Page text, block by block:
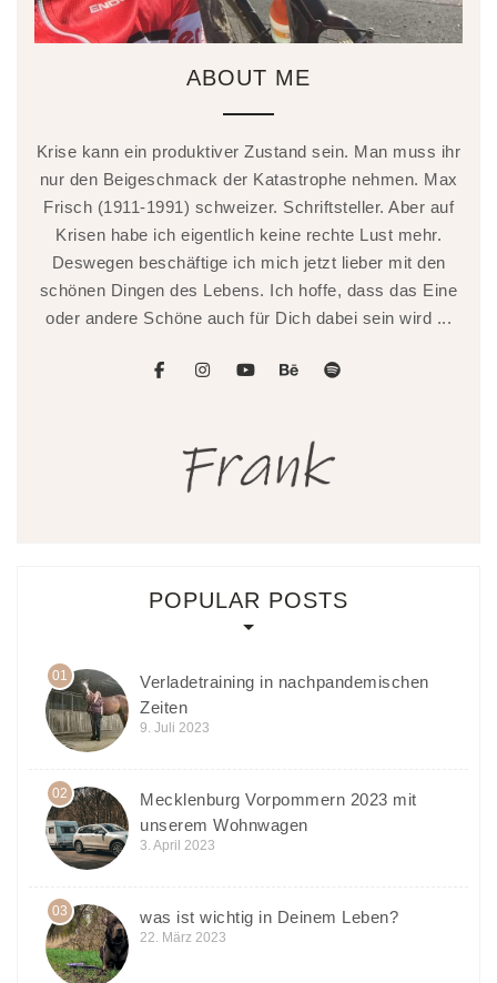
ABOUT ME
Krise kann ein produktiver Zustand sein. Man muss ihr
nur den Beigeschmack der Katastrophe nehmen. Max
Frisch (1911-1991) schweizer. Schriftsteller. Aber auf
Krisen habe ich eigentlich keine rechte Lust mehr.
Deswegen beschäftige ich mich jetzt lieber mit den
schönen Dingen des Lebens. Ich hoffe, dass das Eine
oder andere Schöne auch für Dich dabei sein wird ...
POPULAR POSTS
01
Verladetraining in nachpandemischen
Zeiten
9. Juli 2023
02
Mecklenburg Vorpommern 2023 mit
unserem Wohnwagen
3. April 2023
03 was ist wichtig in Deinem Leben?
22. März 2023